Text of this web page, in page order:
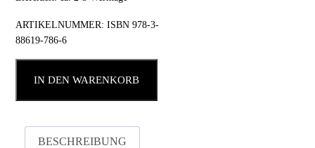
ARTIKELNUMMER:ISBN 978-3-
88619-786-6
IN DEN WARENKORB
BESCHREIBUNG